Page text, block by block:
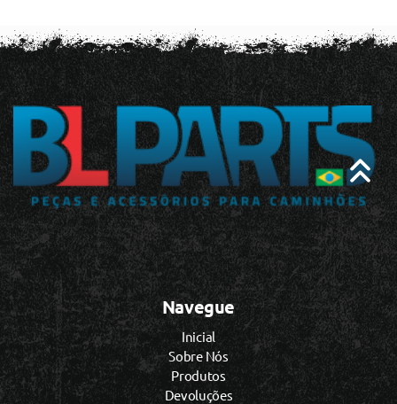
Navegue
Inicial
Sobre Nós
Produtos
Devoluções